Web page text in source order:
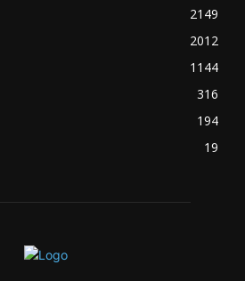
2149
2012
1144
316
194
19